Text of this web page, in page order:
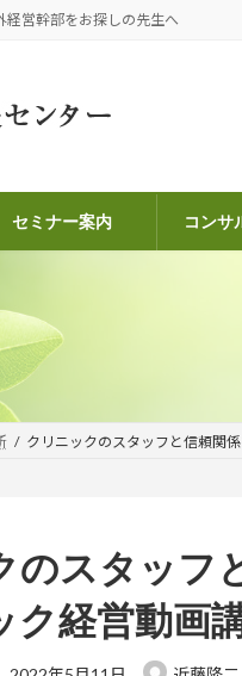
経営幹部をお探しの先生へ
セミナー案内 コンサ
クリニックのスタッフと信頼関
のスタッフ
ク経営動画
最